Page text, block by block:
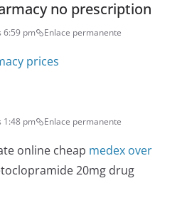
no prescription
6:59 pm Enlace permanente
prices
1:48 pm Enlace permanente
online cheap medex over
20mg drug